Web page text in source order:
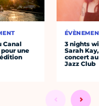
Canal
une
3 nights
Sarah
concert
Jazz Club